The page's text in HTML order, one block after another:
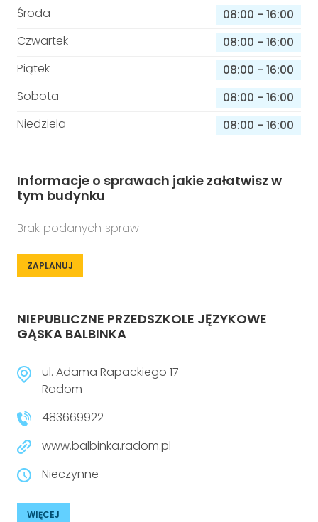
Środa
08:00 - 16:00
Czwartek
08:00 - 16:00
Piątek
08:00 - 16:00
Sobota
08:00 - 16:00
Niedziela
08:00 - 16:00
Informacje o sprawach jakie załatwisz w
tym budynku
Brak podanych spraw
ZAPLANUJ
NIEPUBLICZNE PRZEDSZKOLE JĘZYKOWE
GĄSKA BALBINKA
ul. Adama Rapackiego 17
Radom
483669922
www.balbinka.radom.pl
Nieczynne
WIĘCEJ